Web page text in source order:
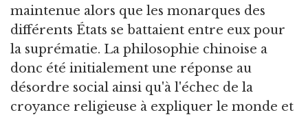
maintenue alors que les monarques des
différents États se battaient entre eux pour
la suprématie. La philosophie chinoise a
donc été initialement une réponse au
désordre social ainsi qu'à l'échec de la
croyance religieuse à expliquer le monde et